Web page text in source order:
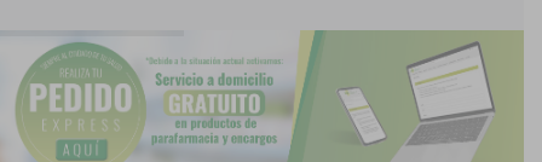
Pedidos express
Blog
Contacto